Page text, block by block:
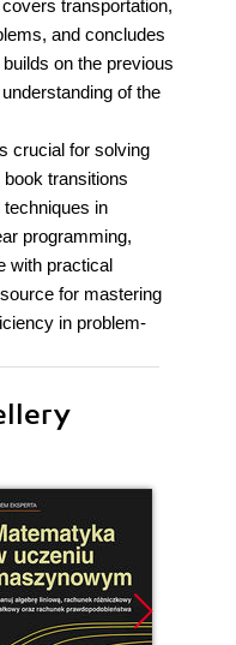
transportation,
and concludes
on the previous
of the
crucial for solving
transitions
in
programming,
with practical
for mastering
in problem-